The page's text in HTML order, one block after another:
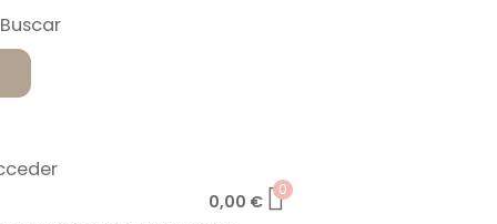
0,00 €
0